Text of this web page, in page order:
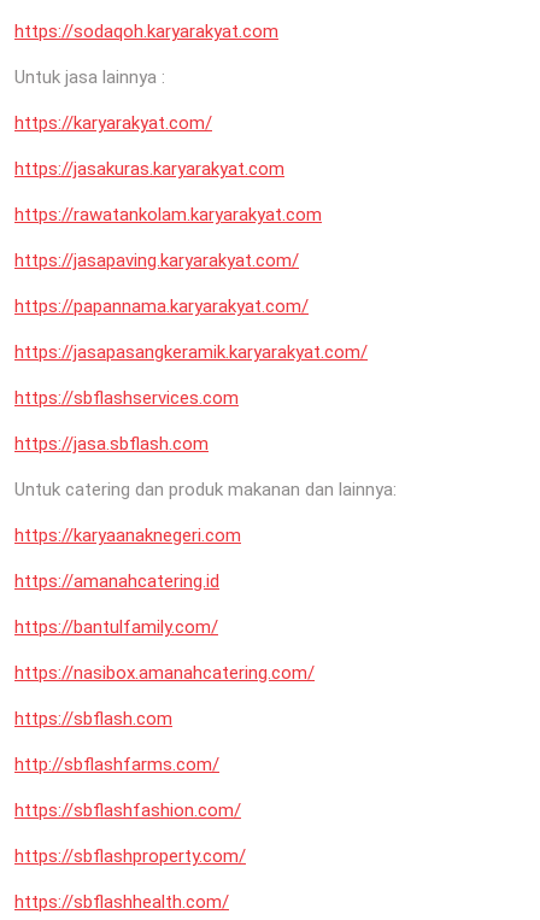
https://sodaqoh.karyarakyat.com
Untuk jasa lainnya :
https://karyarakyat.com/
https://jasakuras.karyarakyat.com
https://rawatankolam.karyarakyat.com
https://jasapaving.karyarakyat.com/
https://papannama.karyarakyat.com/
https://jasapasangkeramik.karyarakyat.com/
https://sbflashservices.com
https://jasa.sbflash.com
Untuk catering dan produk makanan dan lainnya:
https://karyaanaknegeri.com
https://amanahcatering.id
https://bantulfamily.com/
https://nasibox.amanahcatering.com/
https://sbflash.com
http://sbflashfarms.com/
https://sbflashfashion.com/
https://sbflashproperty.com/
https://sbflashhealth.com/